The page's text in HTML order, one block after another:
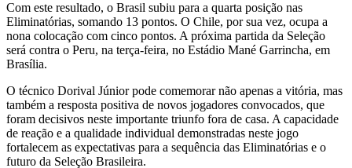
Com este resultado, o Brasil subiu para a quarta posição nas
Eliminatórias, somando 13 pontos. O Chile, por sua vez, ocupa a
nona colocação com cinco pontos. A próxima partida da Seleção
será contra o Peru, na terça-feira, no Estádio Mané Garrincha, em
Brasília.
O técnico Dorival Júnior pode comemorar não apenas a vitória, mas
também a resposta positiva de novos jogadores convocados, que
foram decisivos neste importante triunfo fora de casa. A capacidade
de reação e a qualidade individual demonstradas neste jogo
fortalecem as expectativas para a sequência das Eliminatórias e o
futuro da Seleção Brasileira.